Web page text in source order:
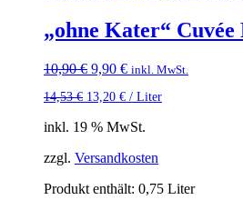
„ohne Kater“
10,90€ Ursprünglicher
war:
9,90 €Aktueller
ist:
inkl. MwSt.
14,53€ 13,20 € / Liter
inkl. 19 % MwSt.
zzgl. Versandkosten
Produkt enthält: 0,75 Liter